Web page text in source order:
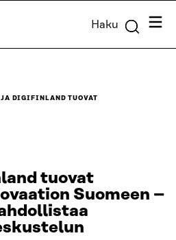
Haku
DIGIFINLAND TUOVAT
tuovat
Suomeen –